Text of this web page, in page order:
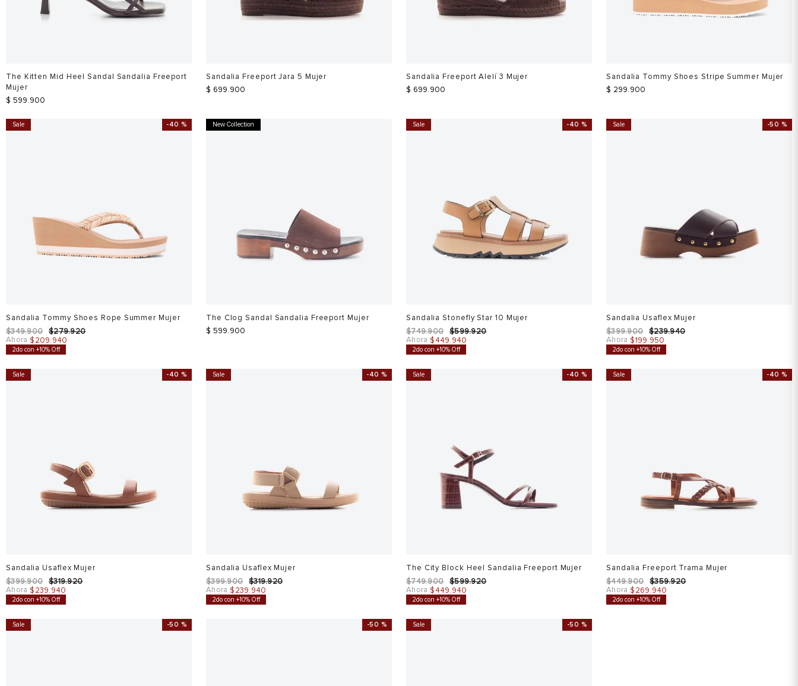
The Kitten Mid Heel Sandal Sandalia Freeport
Mujer
$ 599.900
Sandalia Freeport Jara 5 Mujer
$ 699.900
Sandalia Freeport Alelí 3 Mujer
$ 699.900
Sandalia Tommy Shoes Stripe Summer Mujer
$ 299.900
Sale -40 %
Sandalia Tommy Shoes Rope Summer Mujer
$349.900 $279.920
Ahora $209.940
2do con +10% Off
New Collection
The Clog Sandal Sandalia Freeport Mujer
$ 599.900
Sale -40 %
Sandalia Stonefly Star 10 Mujer
$749.900 $599.920
Ahora $449.940
2do con +10% Off
Sale -50 %
Sandalia Usaflex Mujer
$399.900 $239.940
Ahora $199.950
2do con +10% Off
Sale -40 %
Sandalia Usaflex Mujer
$399.900 $319.920
Ahora $239.940
2do con +10% Off
Sale -40 %
Sandalia Usaflex Mujer
$399.900 $319.920
Ahora $239.940
2do con +10% Off
Sale -40 %
The City Block Heel Sandalia Freeport Mujer
$749.900 $599.920
Ahora $449.940
2do con +10% Off
Sale -40 %
Sandalia Freeport Trama Mujer
$449.900 $359.920
Ahora $269.940
2do con +10% Off
Sale -50 % -50 % Sale -50 %